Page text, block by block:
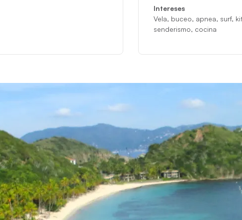
Intereses
Vela, buceo, apnea, surf,
senderismo, cocina